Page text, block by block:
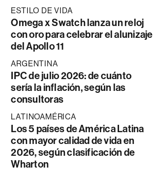
ESTILO DE VIDA
Omega x Swatch lanza un reloj
con oro para celebrar el alunizaje
del Apollo 11
ARGENTINA
IPC de julio 2026: de cuánto
sería la inflación, según las
consultoras
LATINOAMÉRICA
Los 5 países de América Latina
con mayor calidad de vida en
2026, según clasificación de
Wharton